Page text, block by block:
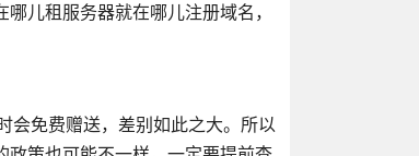
儿租服务器就在哪儿注册域名，
会免费赠送，差别如此之大。所以